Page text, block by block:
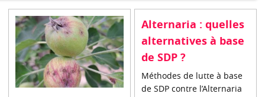
Alternaria : quelles
alternatives à base
de SDP ?
Méthodes de lutte à base
de SDP contre l’Alternaria